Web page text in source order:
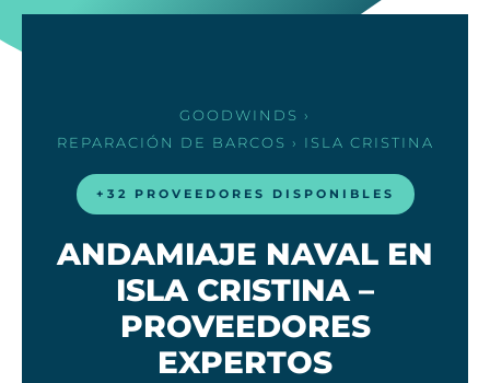
GOODWINDS ›
REPARACIÓN DE BARCOS › ISLA CRISTINA
+32 PROVEEDORES DISPONIBLES
ANDAMIAJE NAVAL EN
ISLA CRISTINA –
PROVEEDORES
EXPERTOS